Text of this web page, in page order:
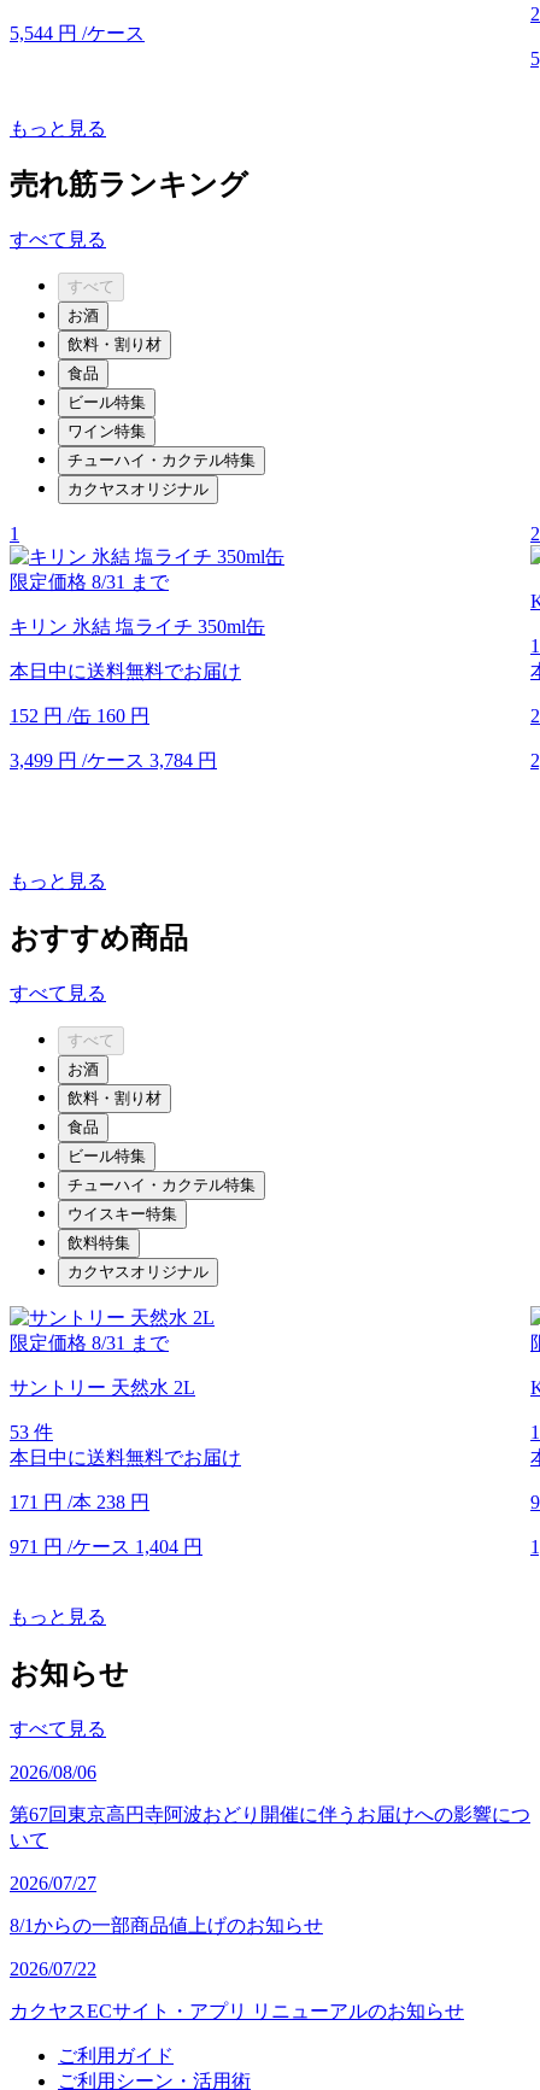
5,544 円 /ケース
もっと見る
売れ筋ランキング
すべて見る
すべて
お酒
飲料・割り材
食品
ビール特集
ワイン特集
チューハイ・カクテル特集
カクヤスオリジナル
1
限定価格 8/31 まで
キリン 氷結 塩ライチ 350ml缶
本日中に送料無料でお届け
152 円 /缶 160 円
3,499 円 /ケース 3,784 円
2
もっと見る
おすすめ商品
すべて見る
すべて
お酒
飲料・割り材
食品
ビール特集
チューハイ・カクテル特集
ウイスキー特集
飲料特集
カクヤスオリジナル
限定価格 8/31 まで
サントリー 天然水 2L
53 件
本日中に送料無料でお届け
171 円 /本 238 円
971 円 /ケース 1,404 円
もっと見る
お知らせ
すべて見る
2026/08/06
第67回東京高円寺阿波おどり開催に伴うお届けへの影響につ
いて
2026/07/27
8/1からの一部商品値上げのお知らせ
2026/07/22
カクヤスECサイト・アプリ リニューアルのお知らせ
ご利用ガイド
ご利用シーン・活用術